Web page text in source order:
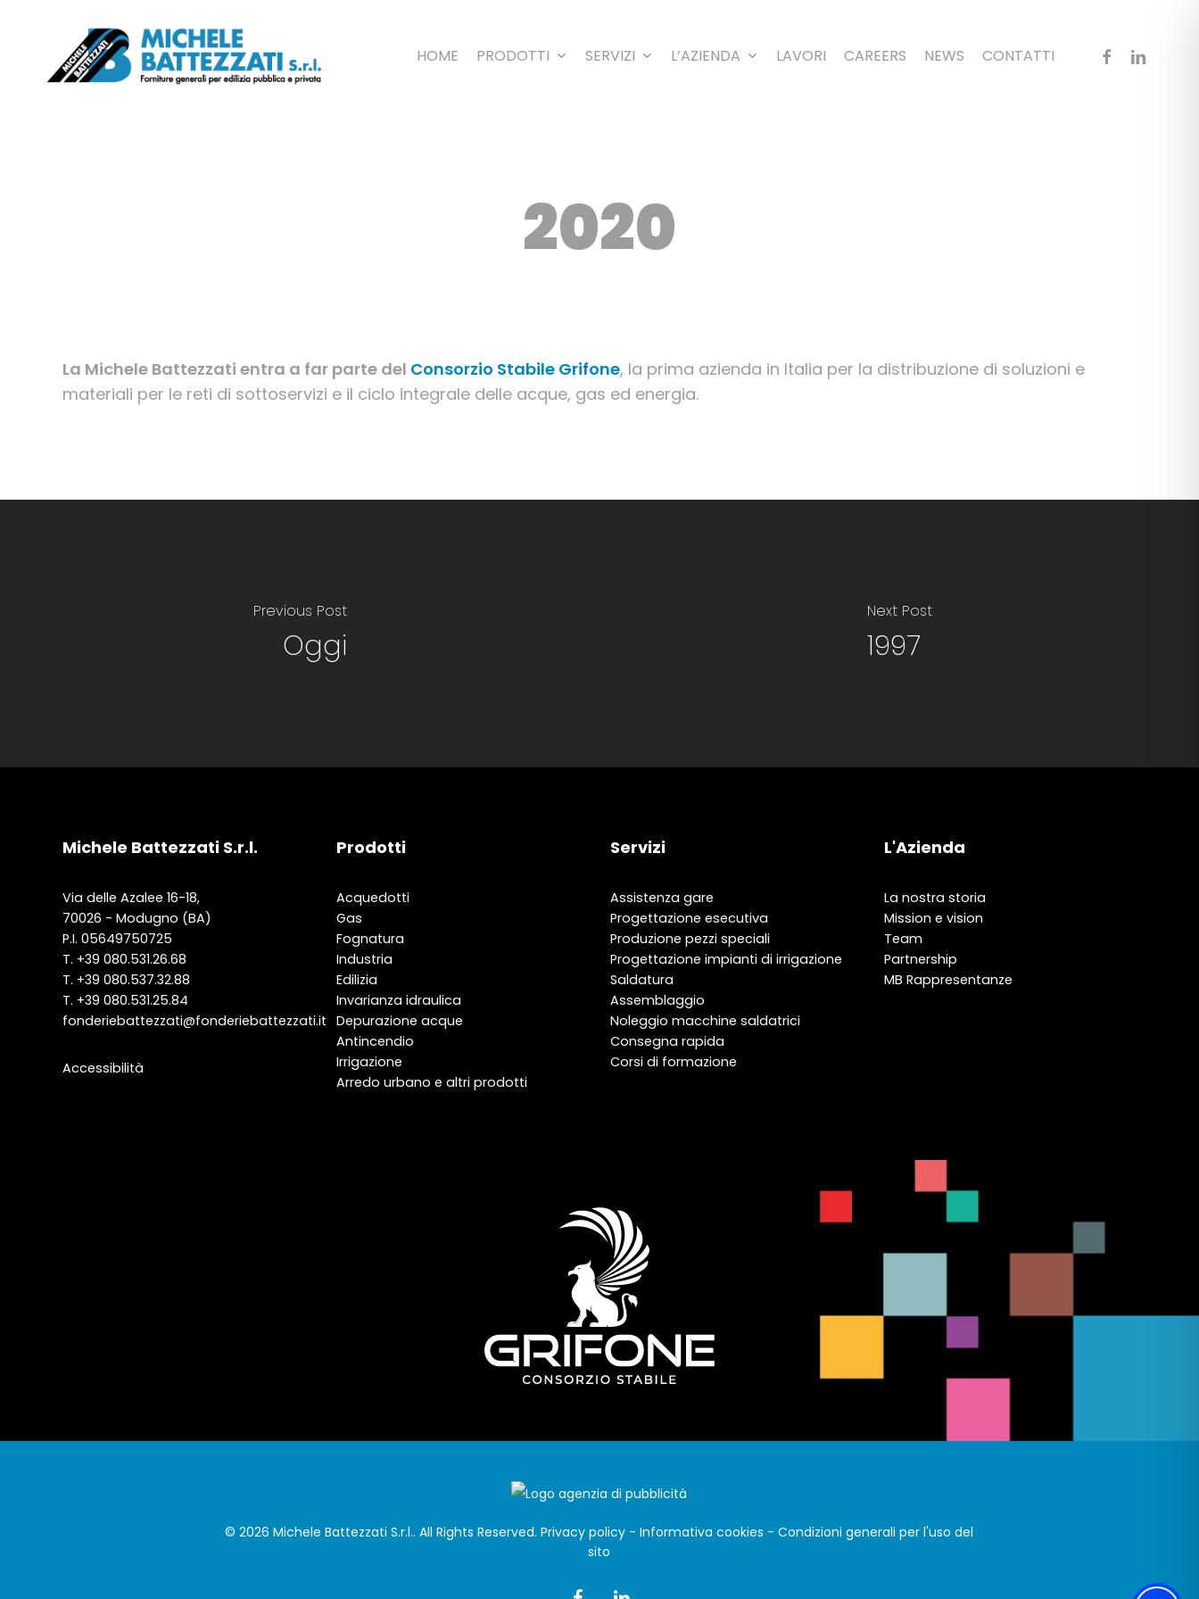
content
HOME PRODOTTI SERVIZI L’AZIENDA LAVORI CAREERS NEWS CONTATTI FACEBOOK
LINKEDIN
2020
La Michele Battezzati entra a far parte del Consorzio Stabile Grifone, la prima azienda in Italia per la distribuzione di soluzioni e
materiali per le reti di sottoservizi e il ciclo integrale delle acque, gas ed energia.
Previous Post
Oggi
Next Post
1997
Michele Battezzati S.r.l.
Via delle Azalee 16-18,
70026 - Modugno (BA)
P.I. 05649750725
T. +39 080.531.26.68
T. +39 080.537.32.88
T. +39 080.531.25.84
fonderiebattezzati@fonderiebattezzati.it
Accessibilità
Prodotti
Acquedotti
Gas
Fognatura
Industria
Edilizia
Invarianza idraulica
Depurazione acque
Antincendio
Irrigazione
Arredo urbano e altri prodotti
Servizi
Assistenza gare
Progettazione esecutiva
Produzione pezzi speciali
Progettazione impianti di irrigazione
Saldatura
Assemblaggio
Noleggio macchine saldatrici
Consegna rapida
Corsi di formazione
L'Azienda
La nostra storia
Mission e vision
Team
Partnership
MB Rappresentanze
© 2026 Michele Battezzati S.r.l.. All Rights Reserved.Privacy policy -Informativa cookies -Condizioni generali per l'uso del
sito